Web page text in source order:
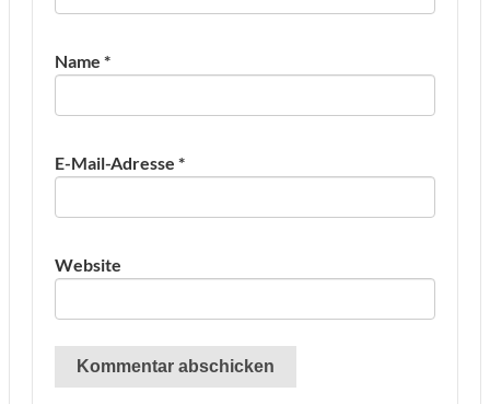
Name *
E-Mail-Adresse *
Website